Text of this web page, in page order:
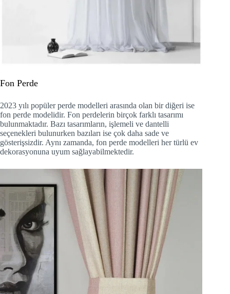
Fon Perde
2023 yılı popüler perde modelleri arasında olan bir diğeri ise
fon perde modelidir. Fon perdelerin birçok farklı tasarımı
bulunmaktadır. Bazı tasarımların, işlemeli ve dantelli
seçenekleri bulunurken bazıları ise çok daha sade ve
gösterişsizdir. Aynı zamanda, fon perde modelleri her türlü ev
dekorasyonuna uyum sağlayabilmektedir.